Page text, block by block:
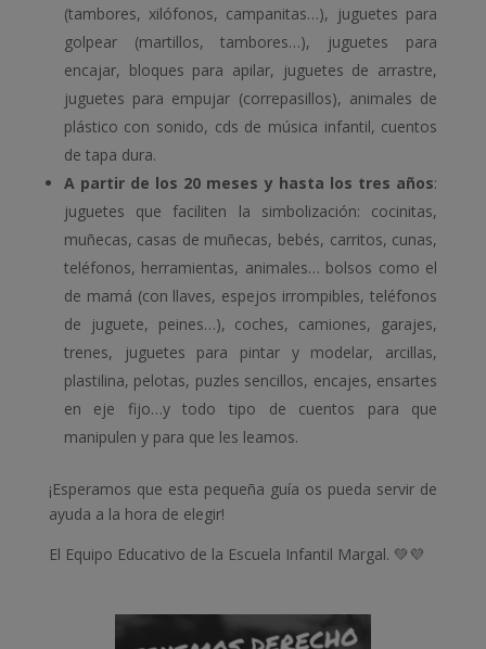
(tambores, xilófonos, campanitas…), juguetes para
golpear (martillos, tambores…), juguetes para
encajar, bloques para apilar, juguetes de arrastre,
juguetes para empujar (correpasillos), animales de
plástico con sonido, cds de música infantil, cuentos
de tapa dura.
A partir de los 20 meses y hasta los tres años:
juguetes que faciliten la simbolización: cocinitas,
muñecas, casas de muñecas, bebés, carritos, cunas,
teléfonos, herramientas, animales… bolsos como el
de mamá (con llaves, espejos irrompibles, teléfonos
de juguete, peines…), coches, camiones, garajes,
trenes, juguetes para pintar y modelar, arcillas,
plastilina, pelotas, puzles sencillos, encajes, ensartes
en eje fijo…y todo tipo de cuentos para que
manipulen y para que les leamos.
¡Esperamos que esta pequeña guía os pueda servir de
ayuda a la hora de elegir!
El Equipo Educativo de la Escuela Infantil Margal. 💚💜